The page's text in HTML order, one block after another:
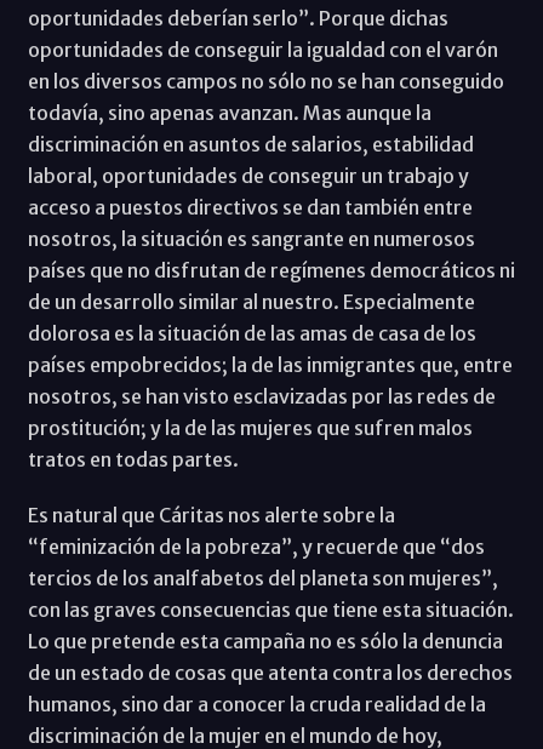
oportunidades deberían serlo”. Porque dichas
oportunidades de conseguir la igualdad con el varón
en los diversos campos no sólo no se han conseguido
todavía, sino apenas avanzan. Mas aunque la
discriminación en asuntos de salarios, estabilidad
laboral, oportunidades de conseguir un trabajo y
acceso a puestos directivos se dan también entre
nosotros, la situación es sangrante en numerosos
países que no disfrutan de regímenes democráticos ni
de un desarrollo similar al nuestro. Especialmente
dolorosa es la situación de las amas de casa de los
países empobrecidos; la de las inmigrantes que, entre
nosotros, se han visto esclavizadas por las redes de
prostitución; y la de las mujeres que sufren malos
tratos en todas partes.
Es natural que Cáritas nos alerte sobre la
“feminización de la pobreza”, y recuerde que “dos
tercios de los analfabetos del planeta son mujeres”,
con las graves consecuencias que tiene esta situación.
Lo que pretende esta campaña no es sólo la denuncia
de un estado de cosas que atenta contra los derechos
humanos, sino dar a conocer la cruda realidad de la
discriminación de la mujer en el mundo de hoy,